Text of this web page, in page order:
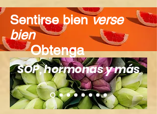
Sentirse bienverse
bien
Obtenga
recompensas
SOP, hormonas y más